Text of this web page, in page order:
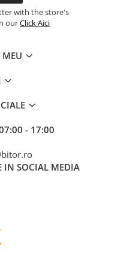
with the store's
ourClick Aici
- 17:00
IN SOCIAL MEDIA